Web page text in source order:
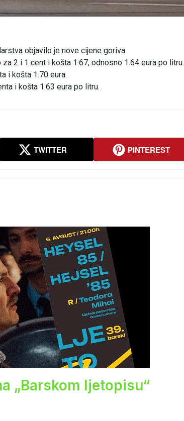
objavilo je nove cijene goriva:
2 i 1 cent i košta 1.67, odnosno 1.64 eura po litru.
i košta 1.70 eura.
i košta 1.63 eura po litru.
TWITTER PINTEREST
„Barskom ljetopisu“